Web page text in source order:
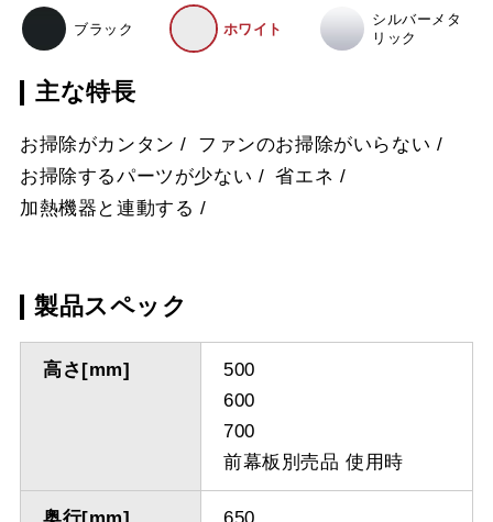
ブラック ホワイト
シルバーメタ
リック
主な特長
お掃除がカンタン
ファンのお掃除がいらない
お掃除するパーツが少ない
省エネ
加熱機器と連動する
製品スペック
高さ[mm]
500
600
700
前幕板別売品 使用時